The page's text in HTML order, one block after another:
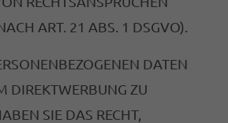
ART. 21 ABS. 1 DSGVO).
DATEN
DIREKTWERBUNG ZU
SIE DAS RECHT,